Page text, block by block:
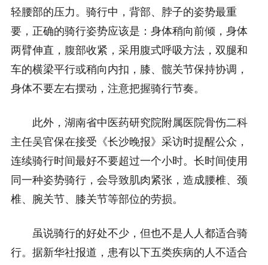
轻腰部的压力。骑行中，背部、脖子的姿势最重
要，正确的骑行姿势应该是：身体稍向前倾，身体
两臂伸直，腹部收紧，采用腹式呼吸方法，双腿和
车的横梁平行或稍向内扣，膝、髋关节保持协调，
身体不要左右摆动，注意把握骑行节奏。
此外，湖南省中医药研究院附属医院骨伤二科
主任吴官保在接受《长沙晚报》采访时提醒公众，
连续骑行时间最好不要超过一个小时。长时间使用
同一种姿势骑行，会导致肌肉紧张，造成腰椎、颈
椎、腕关节、膝关节等部位的劳损。
虽说骑行的好处不少，但也不是人人都适合骑
行。据新华社报道，患有以下五类疾病的人不适合